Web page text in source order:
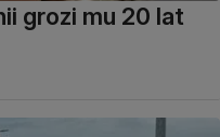
grozi mu 20 lat